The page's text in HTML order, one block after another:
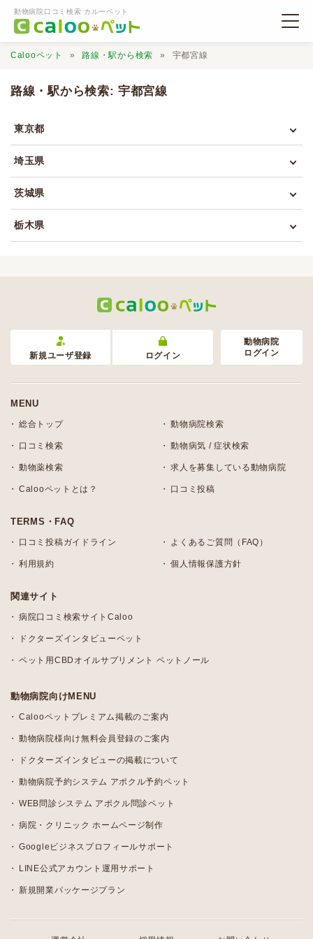
動物病院口コミ検索 カルーペット
Calooペットとは？
Calooペット 路線・駅から検索 宇都宮線
路線・駅から検索: 宇都宮線
東京都
埼玉県
茨城県
栃木県
新規ユーザ登録 ログイン
動物病院
ログイン
MENU
総合トップ 動物病院検索
口コミ検索 動物病気 / 症状検索
動物薬検索 求人を募集している動物病院
Calooペットとは？ 口コミ投稿
TERMS・FAQ
口コミ投稿ガイドライン よくあるご質問（FAQ）
利用規約 個人情報保護方針
関連サイト
病院口コミ検索サイトCaloo
ドクターズインタビューペット
ペット用CBDオイルサプリメント ペットノール
動物病院向けMENU
Calooペットプレミアム掲載のご案内
動物病院様向け無料会員登録のご案内
ドクターズインタビューの掲載について
動物病院予約システム アポクル予約ペット
WEB問診システム アポクル問診ペット
病院・クリニック ホームページ制作
Googleビジネスプロフィールサポート
LINE公式アカウント運用サポート
新規開業パッケージプラン